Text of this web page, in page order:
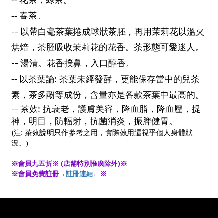
-- 春茶。
-- 以帶白毫茶葉捲成球狀茶胚，再用茉莉花以溫火
烘焙，茶胚吸收茉莉花的花香。茶形態可愛迷人。
-- 湯清。花香撲鼻，入口醇香。
-- 以茶葉論: 茶葉未經發酵，更能保存當中的兒茶
素，茶多酚等成份，含量亦是各款茶葉中最高的。
-- 茶效: 抗衰老，護膚美容，降血脂，降血壓，提
神，明目，防輻射，抗菌消炎，振脾健胃。
(注: 茶效說明只作參考之用，實際效用還視乎個人身體狀
況。)
※會員九五折※ (店舖特別推廣除外)※
※會員免費註冊→註冊連結←※